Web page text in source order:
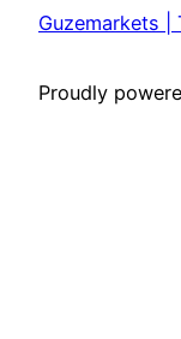
Guzemarkets |
Proudly